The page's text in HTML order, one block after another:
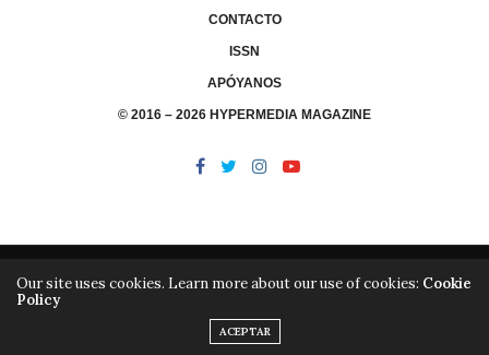
CONTACTO
ISSN
APÓYANOS
© 2016 – 2026 HYPERMEDIA MAGAZINE
LIBRERÍA
Our site uses cookies. Learn more about our use of cookies: Cookie
Policy
ACEPTAR